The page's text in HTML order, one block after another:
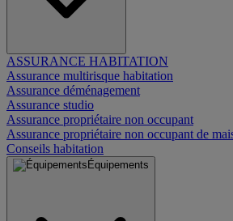
ASSURANCE HABITATION
Assurance multirisque habitation
Assurance déménagement
Assurance studio
Assurance propriétaire non occupant
Assurance propriétaire non occupant de
Conseils habitation
Équipements